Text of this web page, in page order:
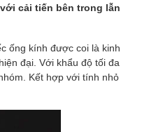
cải tiến bên trong lẫn
ống kính được coi là kinh
đại. Với khẩu độ tối đa
Kết hợp với tính nhỏ